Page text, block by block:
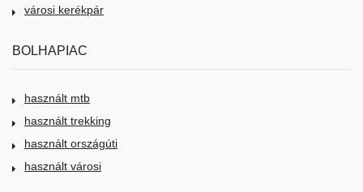
városi kerékpár
BOLHAPIAC
használt mtb
használt trekking
használt országúti
használt városi